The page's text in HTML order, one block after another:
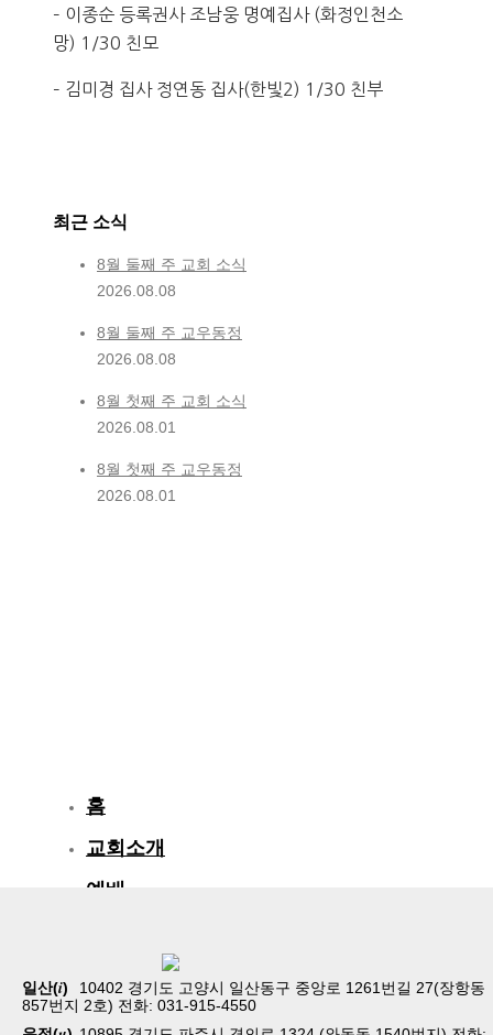
– 이종순 등록권사 조남웅 명예집사 (화정인천소
망) 1/30 친모
– 김미경 집사 정연동 집사(한빛2) 1/30 친부
최근 소식
8월 둘째 주 교회 소식
2026.08.08
8월 둘째 주 교우동정
2026.08.08
8월 첫째 주 교회 소식
2026.08.01
8월 첫째 주 교우동정
2026.08.01
일산(i)
10402 경기도 고양시 일산동구 중앙로 1261번길 27(장항동
857번지 2호) 전화: 031-915-4550
홈
교회소개
예배
교육/양육
공동체